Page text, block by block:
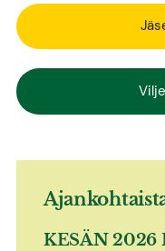
KESÄN 2026